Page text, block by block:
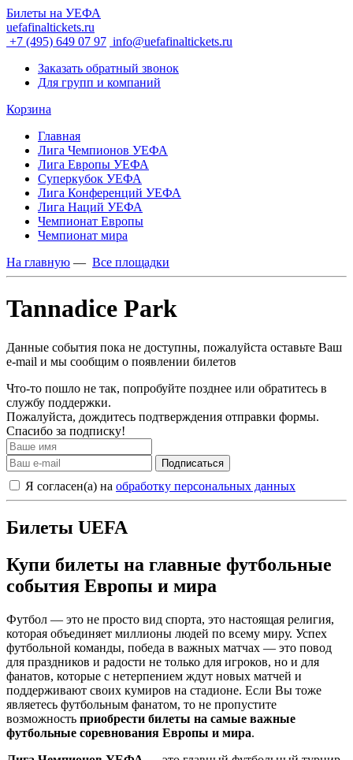
Билеты на УЕФА
uefafinaltickets.ru
+7 (495) 649 07 97 info@uefafinaltickets.ru
Заказать обратный звонок
Для групп и компаний
Корзина
Главная
Лига Чемпионов УЕФА
Лига Европы УЕФА
Суперкубок УЕФА
Лига Конференций УЕФА
Лига Наций УЕФА
Чемпионат Европы
Чемпионат мира
На главную — Все площадки
Tannadice Park
Данные события пока не доступны, пожалуйста оставьте Ваш
e-mail и мы сообщим о появлении билетов
Что-то пошло не так, попробуйте позднее или обратитесь в
службу поддержки.
Пожалуйста, дождитесь подтверждения отправки формы.
Спасибо за подписку!
Подписаться
Я согласен(а) на обработку персональных данных
Билеты UEFA
Купи билеты на главные футбольные
события Европы и мира
Футбол — это не просто вид спорта, это настоящая религия,
которая объединяет миллионы людей по всему миру. Успех
футбольной команды, победа в важных матчах — это повод
для праздников и радости не только для игроков, но и для
фанатов, которые с нетерпением ждут новых матчей и
поддерживают своих кумиров на стадионе. Если Вы тоже
являетесь футбольным фанатом, то не пропустите
возможность приобрести билеты на самые важные
футбольные соревнования Европы и мира.